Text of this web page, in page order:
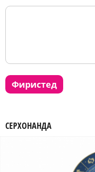
фиристед
СЕРХОНАНДА